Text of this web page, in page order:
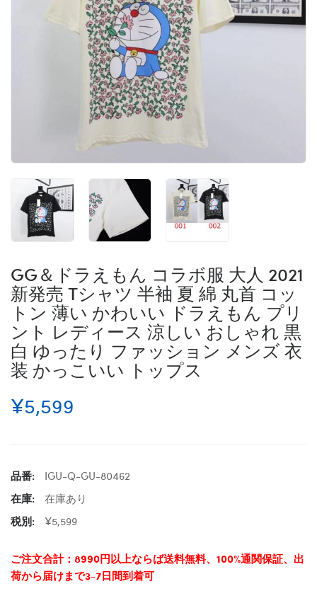
GG＆ドラえもん コラボ服 大人 2021
新発売 Tシャツ 半袖 夏 綿 丸首 コッ
トン 薄い かわいい ドラえもん プリ
ント レディース 涼しい おしゃれ 黒
白 ゆったり ファッション メンズ 衣
装 かっこいい トップス
¥5,599
品番:
IGU-Q-GU-80462
在庫:
在庫あり
税別:
¥5,599
ご注文合計：8990円以上ならば送料無料、100%通関保証、出
荷から届けまで3-7日間到着可